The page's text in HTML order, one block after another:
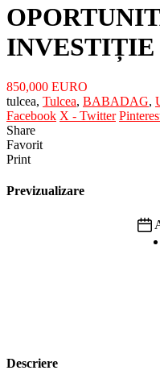
INVESTIȚIE
850,000 EURO
tulcea, Tulcea, BABADAG,
Facebook X - Twitter
Share
Favorit
Print
Previzualizare
Descriere